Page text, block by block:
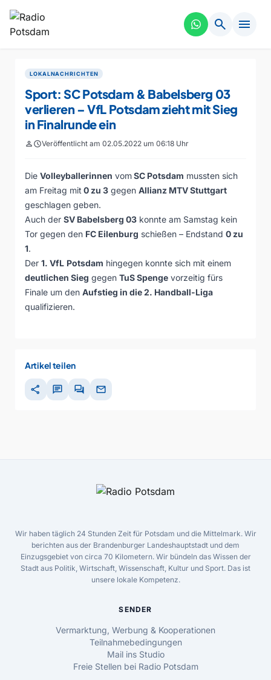
search menu
LOKALNACHRICHTEN
Sport: SC Potsdam & Babelsberg 03
verlieren – VfL Potsdam zieht mit Sieg
in Finalrunde ein
personscheduleVeröffentlicht am 02.05.2022 um 06:18 Uhr
Die Volleyballerinnen vomSC Potsdam mussten sich
am Freitag mit 0 zu 3 gegen Allianz MTV Stuttgart
geschlagen geben.
Auch der SV Babelsberg 03 konnte am Samstag kein
Tor gegen den FC Eilenburg schießen – Endstand 0 zu
1.
Der 1. VfL Potsdam hingegen konnte sich mit einem
deutlichen Sieg gegen TuS Spenge vorzeitig fürs
Finale um den Aufstieg in die 2. Handball-Liga
qualifizieren.
Artikel teilen
share chat forum mail
Wir haben täglich 24 Stunden Zeit für Potsdam und die Mittelmark. Wir
berichten aus der Brandenburger Landeshauptstadt und dem
Einzugsgebiet von circa 70 Kilometern. Wir bündeln das Wissen der
Stadt aus Politik, Wirtschaft, Wissenschaft, Kultur und Sport. Das ist
unsere lokale Kompetenz.
SENDER
Vermarktung, Werbung & Kooperationen
Teilnahmebedingungen
Mail ins Studio
Freie Stellen bei Radio Potsdam